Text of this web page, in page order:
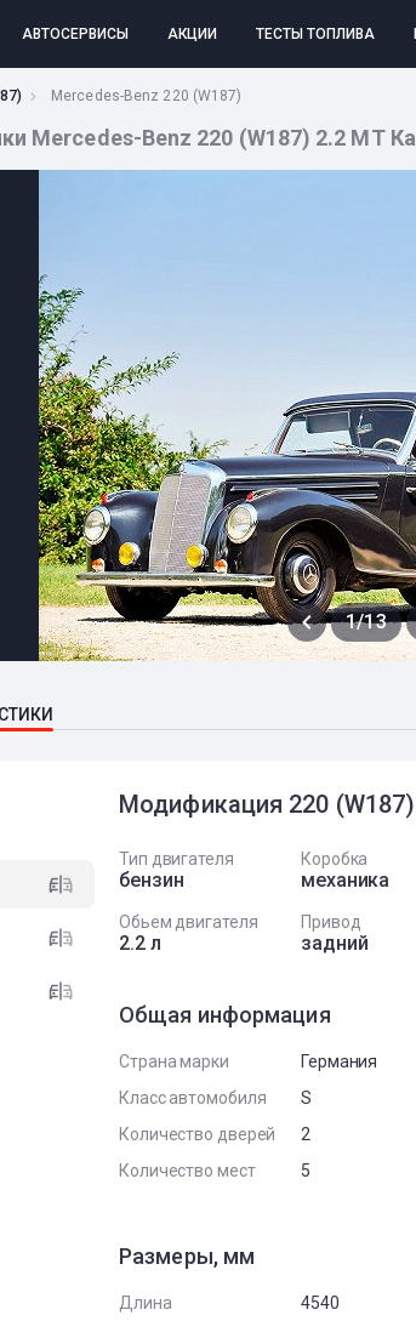
АВТОСЕРВИСЫ АКЦИИ ТЕСТЫ ТОПЛИВА
Mercedes-Benz 220 (W187)
Mercedes-Benz 220 (W187) 2.2 MT
1/13
Модификация 220
Тип двигателя
бензин
Коробка
механика
Обьем двигателя
2.2 л
Привод
задний
Общая информация
Страна марки
Германия
Класс автомобиля
S
Количество дверей
2
Количество мест
5
Размеры, мм
Длина
4540